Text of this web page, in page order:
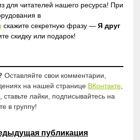
для читателей нашего ресурса! При
в
скажите секретную фразу — Я друг
скидку или подарок!
Оставляйте свои комментарии,
на нашей странице ВКонтакте,
лайки, подписывайтесь на
в группу!
публикация